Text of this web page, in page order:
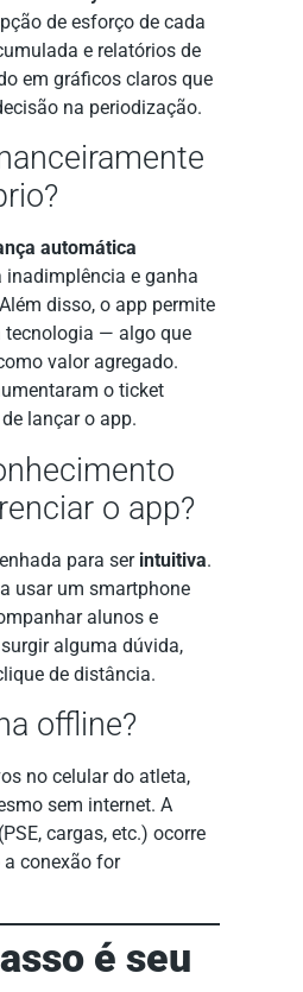
de esforço de cada
e relatórios de
em gráficos claros que
na periodização.
automática
inadimplência e ganha
disso, o app permite
tecnologia — algo que
valor agregado.
o ticket
lançar o app.
o app?
para ser intuitiva.
usar um smartphone
alunos e
alguma dúvida,
de distância.
offline?
no celular do atleta,
sem internet. A
cargas, etc.) ocorre
conexão for
é seu